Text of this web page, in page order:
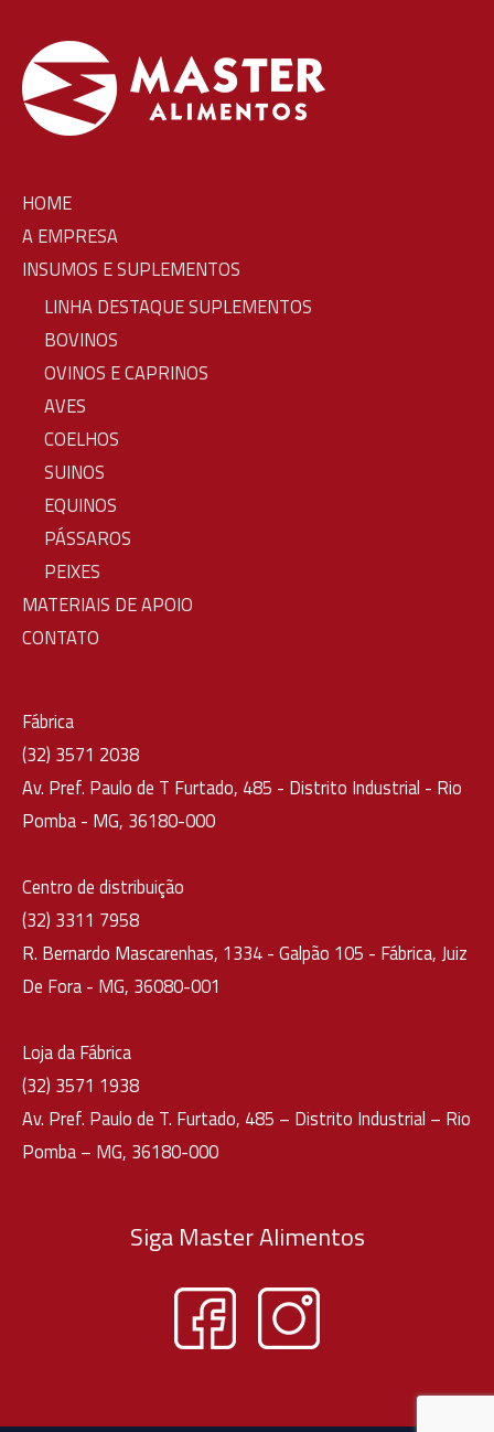
HOME
A EMPRESA
INSUMOS E SUPLEMENTOS
LINHA DESTAQUE SUPLEMENTOS
BOVINOS
OVINOS E CAPRINOS
AVES
COELHOS
SUINOS
EQUINOS
PÁSSAROS
PEIXES
MATERIAIS DE APOIO
CONTATO
Fábrica
(32) 3571 2038
Av. Pref. Paulo de T Furtado, 485 - Distrito Industrial - Rio
Pomba - MG, 36180-000
Centro de distribuição
(32) 3311 7958
R. Bernardo Mascarenhas, 1334 - Galpão 105 - Fábrica, Juiz
De Fora - MG, 36080-001
Loja da Fábrica
(32) 3571 1938
Av. Pref. Paulo de T. Furtado, 485 – Distrito Industrial – Rio
Pomba – MG, 36180-000
Siga Master Alimentos